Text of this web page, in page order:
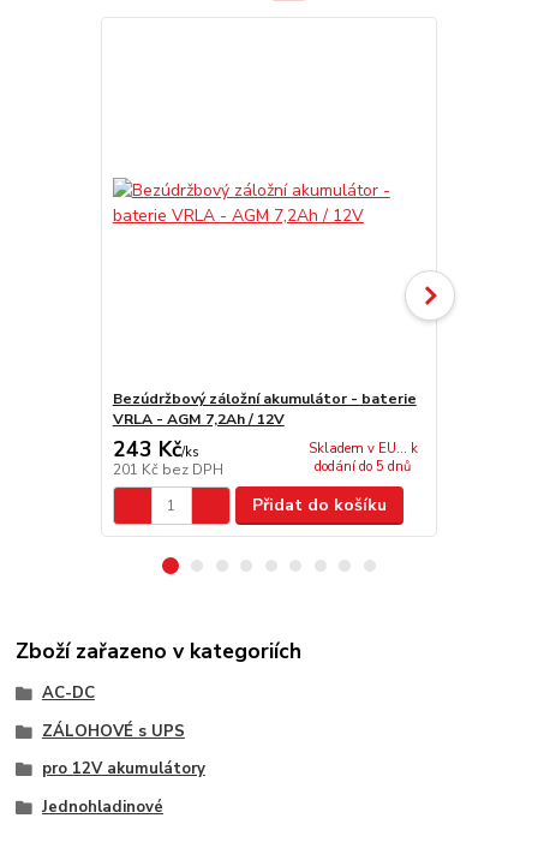
Bezúdržbový záložní akumulátor - baterie
VRLA - AGM 7,2Ah / 12V
243 Kč/ks
201 Kč bez DPH
Skladem v EU... k
dodání do 5 dnů
Přidat do košíku
Zboží zařazeno v kategoriích
AC-DC
ZÁLOHOVÉ s UPS
pro 12V akumulátory
Jednohladinové